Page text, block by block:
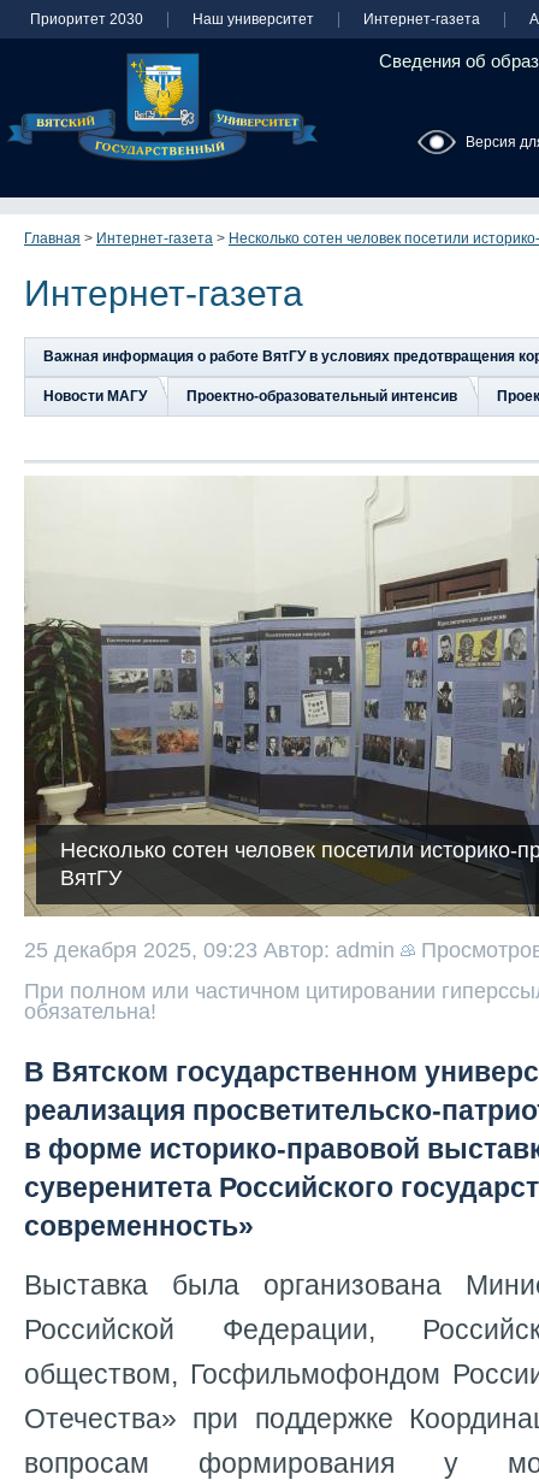
Приоритет 2030 Наш университет Интернет-газета
Сведения об
Версия
Главная > Интернет-газета > Несколько сотен человек посетили
Интернет-газета
Важная информация о работе ВятГУ в условиях предотвращения
Новости МАГУ Проектно-образовательный интенсив
Несколько сотен человек посетили историко-
ВятГУ
25 декабря 2025, 09:23 Автор: admin
При полном или частичном цитировании
обязательна!
В Вятском государственном
реализация просветительско-
в форме историко-правовой
суверенитета Российского
современность»
Выставка была организована
Российской Федерации,
обществом, Госфильмофондом
Отечества» при поддержке
вопросам формирования у